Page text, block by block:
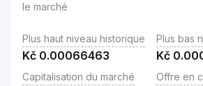
le marché
Plus haut niveau historique
Kč 0.00066463
Plus bas
Kč
Capitalisation du marché Offre en